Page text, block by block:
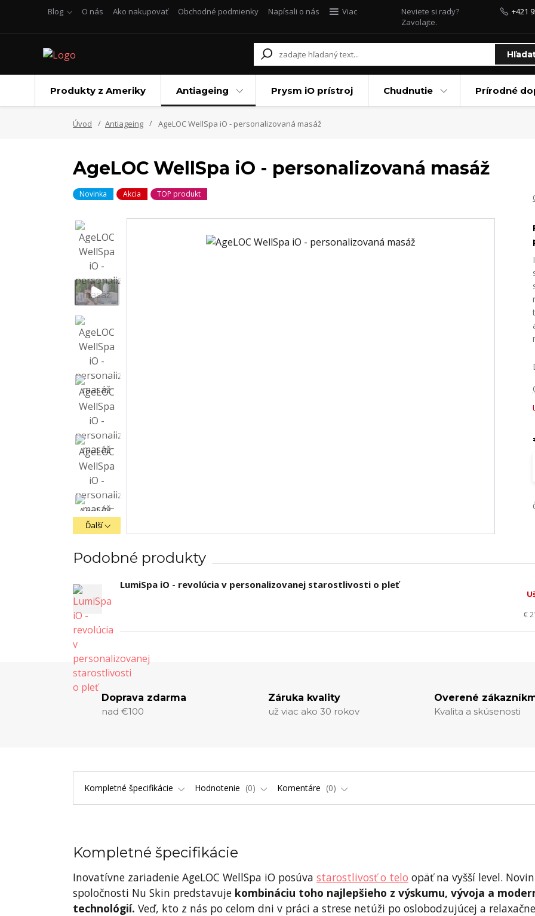
Blog O nás Ako nakupovať Obchodné podmienky Napísali o nás Viac
Neviete si rady?
Zavolajte.
+421
Produkty z Ameriky Antiageing Prysm iO prístroj Chudnutie Prírodné
Úvod Antiageing AgeLOC WellSpa iO - personalizovaná masáž
AgeLOC WellSpa iO - personalizovaná masáž
Novinka Akcia TOP produkt
Ďalší
Podobné produkty
LumiSpa iO - revolúcia v personalizovanej starostlivosti o pleť
€
Doprava zdarma
nad €100
Záruka kvality
už viac ako 30 rokov
Overené
Kvalita a skúsenosti
Kompletné špecifikácie Hodnotenie 0 Komentáre 0
Kompletné špecifikácie
Inovatívne zariadenie AgeLOC WellSpa iO posúva starostlivosť o telo opäť na vyšší level.
spoločnosti Nu Skin predstavuje kombináciu toho najlepšieho z výskumu, vývoja a
technológií. Veď, kto z nás po celom dni v práci a strese netúži po oslobodzujúcej a